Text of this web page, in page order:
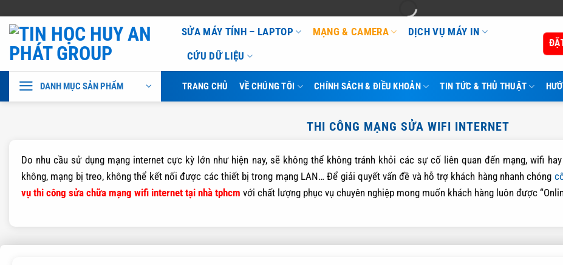
Bỏ
nội
dung
SỬA MÁY TÍNH – LAPTOP MẠNG & CAMERA
DỊCH VỤ MÁY IN
CỨU DỮ LIỆU
DANH MỤC SẢN PHẨM TRANG CHỦ VỀ CHÚNG TÔI CHÍNH SÁCH & ĐIỀU KHOẢN TIN TỨC & THỦ THUẬT
THI CÔNG MẠNG SỬA WIFI INTERNET
Do nhu cầu sử dụng mạng internet cực kỳ lớn như hiện nay, sẽ không thể không tránh khỏi các sự cố liên quan đến mạng, wifi
không, mạng bị treo, không thể kết nối được các thiết bị trong mạng LAN… Để giải quyết vấn đề và hỗ trợ khách hàng nhanh chóng
vụ thi công sửa chữa mạng wifi internet tại nhà tphcm với chất lượng phục vụ chuyên nghiệp mong muốn khách hàng luôn được